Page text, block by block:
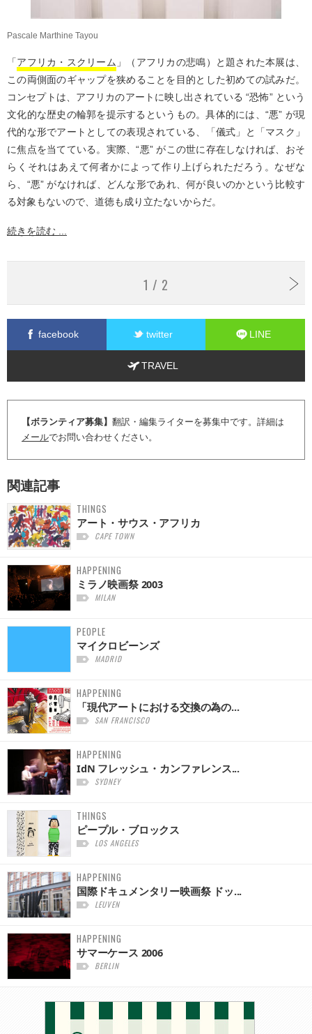
Pascale Marthine Tayou
「アフリカ・スクリーム 」（アフリカの悲鳴）と題された本展は、
この両側面のギャップを狭めることを目的とした初めての試みだ。
コンセプトは、アフリカのアートに映し出されている “恐怖” という
文化的な歴史の輪郭を提示するというもの。具体的には、“悪” が現
代的な形でアートとしての表現されている、「儀式」と「マスク」
に焦点を当てている。実際、“悪” がこの世に存在しなければ、おそ
らくそれはあえて何者かによって作り上げられただろう。なぜな
ら、“悪” がなければ、どんな形であれ、何が良いのかという比較す
る対象もないので、道徳も成り立たないからだ。
続きを読む ...
1 / 2
facebook twitter LINE
TRAVEL
【ボランティア募集】 翻訳・編集ライターを募集中です。詳細は
メールでお問い合わせください。
関連記事
THINGS
アート・サウス・アフリカ
CAPE TOWN
HAPPENING
ミラノ映画祭 2003
MILAN
PEOPLE
マイクロビーンズ
MADRID
HAPPENING
「現代アートにおける交換の為の...
SAN FRANCISCO
HAPPENING
IdN フレッシュ・カンファレンス...
SYDNEY
THINGS
ピープル・ブロックス
LOS ANGELES
HAPPENING
国際ドキュメンタリー映画祭 ドッ...
LEUVEN
HAPPENING
サマーケース 2006
BERLIN